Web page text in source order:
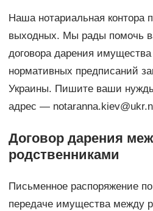
Наша нотариальная контора
выходных. Мы рады помочь
договора дарения
нормативных предписаний
Украины. Пишите ваши
адрес —
Договор дарения
родственниками
Письменное распоряжение
передаче имущества между